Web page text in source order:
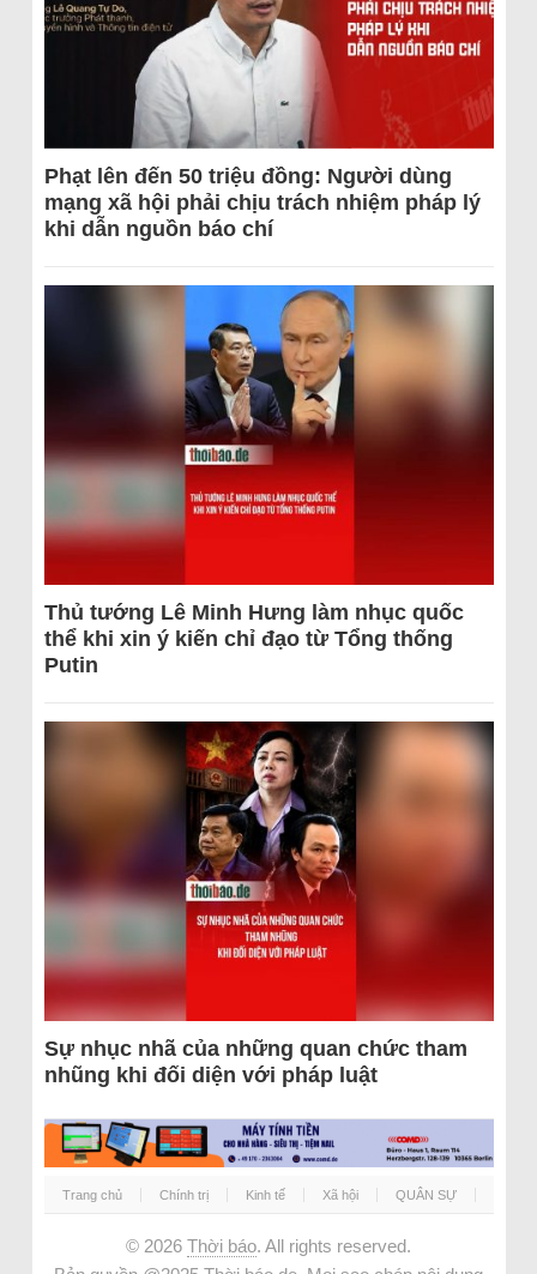
Phạt lên đến 50 triệu đồng: Người dùng
mạng xã hội phải chịu trách nhiệm pháp lý
khi dẫn nguồn báo chí
Thủ tướng Lê Minh Hưng làm nhục quốc
thể khi xin ý kiến chỉ đạo từ Tổng thống
Putin
Sự nhục nhã của những quan chức tham
nhũng khi đối diện với pháp luật
Trang chủ Chính trị Kinh tế Xã hội QUÂN SỰ
© 2026 Thời báo. All rights reserved.